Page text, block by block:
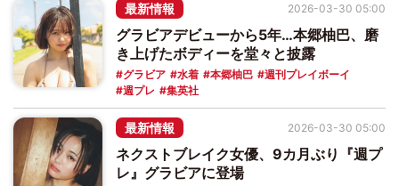
最新情報
グラビアデビューから5年…本郷柚巴、磨
き上げたボディーを堂々と披露
グラビア 水着 本郷柚巴
週刊プレイボーイ
週プレ
集英社
2026-03-30 05:00
最新情報
ネクストブレイク女優、9カ月ぶり『週プ
レ』グラビアに登場
2026-03-30 05:00